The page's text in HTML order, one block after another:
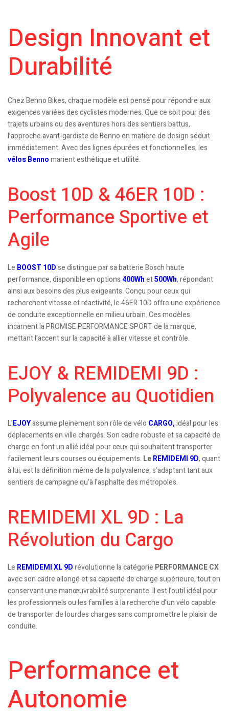
Design Innovant et
Durabilité
Chez Benno Bikes, chaque modèle est pensé pour répondre aux
exigences variées des cyclistes modernes. Que ce soit pour des
trajets urbains ou des aventures hors des sentiers battus,
l’approche avant-gardiste de Benno en matière de design séduit
immédiatement. Avec des lignes épurées et fonctionnelles, les
vélos Bennomarient esthétique et utilité.
Boost 10D & 46ER 10D :
Performance Sportive et
Agile
Le BOOST 10Dse distingue par sa batterie Bosch haute
performance, disponible en options400Whet500Wh, répondant
ainsi aux besoins des plus exigeants. Conçu pour ceux qui
recherchent vitesse et réactivité, le 46ER 10D offre une expérience
de conduite exceptionnelle en milieu urbain. Ces modèles
incarnent la PROMISE PERFORMANCE SPORT de la marque,
mettant l’accent sur la capacité à allier vitesse et contrôle.
EJOY & REMIDEMI 9D :
Polyvalence au Quotidien
L’EJOYassume pleinement son rôle de vélo CARGO,idéal pour les
déplacements en ville chargés. Son cadre robuste et sa capacité de
charge en font un allié idéal pour ceux qui souhaitent transporter
facilement leurs courses ou équipements. LeREMIDEMI 9D, quant
à lui, est la définition même de la polyvalence, s’adaptant tant aux
sentiers de campagne qu’à l’asphalte des métropoles.
REMIDEMI XL 9D : La
Révolution du Cargo
Le REMIDEMI XL 9Drévolutionne la catégorie PERFORMANCE CX
avec son cadre allongé et sa capacité de charge supérieure, tout en
conservant une manœuvrabilité surprenante. Il est l’outil idéal pour
les professionnels ou les familles à la recherche d’un vélo capable
de transporter de lourdes charges sans compromettre le plaisir de
conduite.
Performance et
Autonomie